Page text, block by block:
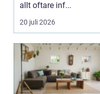
allt oftare inf...
20 juli 2026